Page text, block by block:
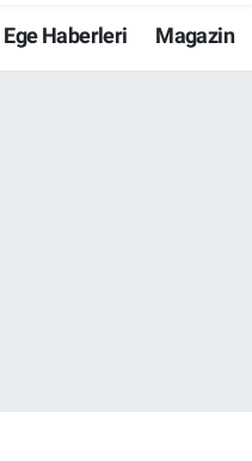
Ege Haberleri Magazin